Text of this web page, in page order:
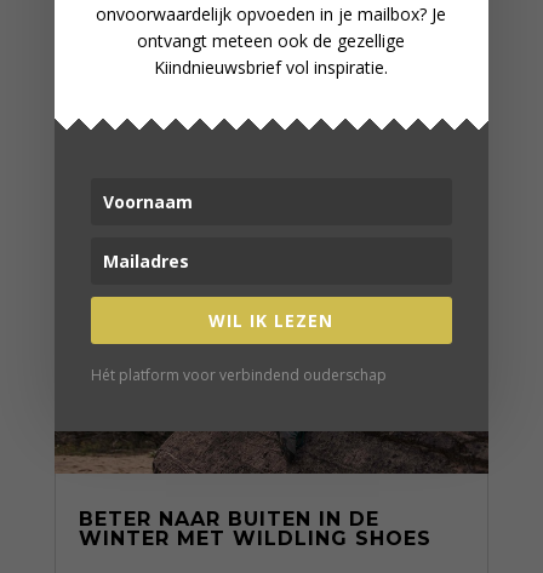
BETER NAAR BUITEN IN DE
WINTER MET WILDLING SHOES
onvoorwaardelijk opvoeden in je mailbox? Je
ontvangt meteen ook de gezellige
Kiindnieuwsbrief vol inspiratie.
WIL IK LEZEN
Hét platform voor verbindend ouderschap